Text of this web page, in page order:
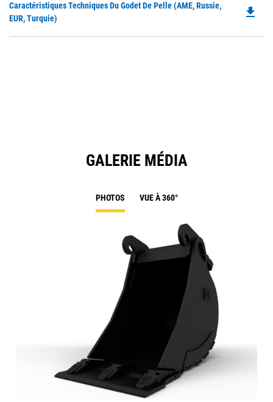
Caractéristiques Techniques Du Godet De Pelle (AME, Russie,
EUR, Turquie)
file_download
GALERIE MÉDIA
PHOTOS VUE À 360°